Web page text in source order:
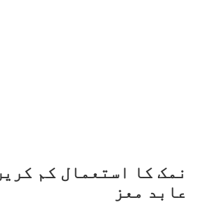
نمک کا استعمال کم
عابد معز